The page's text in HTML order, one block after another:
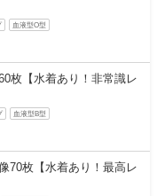
血液型O型
枚【水着あり！非常識レ
血液型B型
70枚【水着あり！最高レ